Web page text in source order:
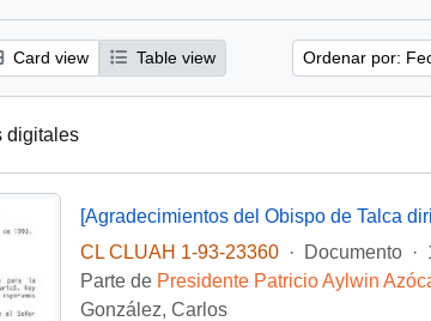
Card view Table view Ordenar por:
digitales
CL CLUAH 1-93-23360 · Documento ·
Parte de Presidente Patricio Aylwin
González, Carlos